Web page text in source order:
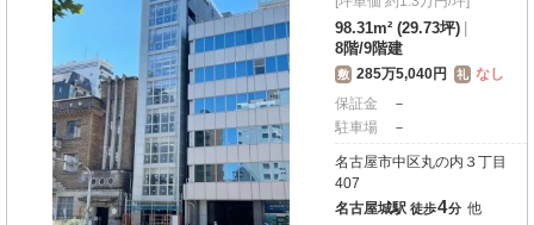
98.31m² (29.73坪)
8階/9階建
敷 285万5,040円 礼 なし
保証金
－
駐車場
－
名古屋市中区丸の内３丁目
407
名古屋城駅 徒歩4分 他